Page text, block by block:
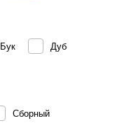
Бук Дуб
Сборный